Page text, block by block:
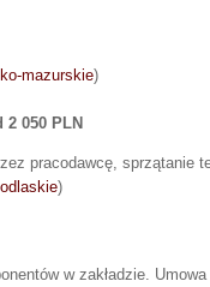
mazurskie)
2 050 PLN
pracodawcę, sprzątanie
)
w zakładzie.